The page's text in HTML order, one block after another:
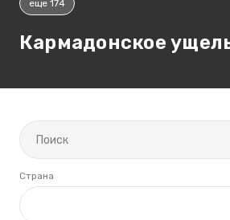
еще 174
Кармадонское
Страна